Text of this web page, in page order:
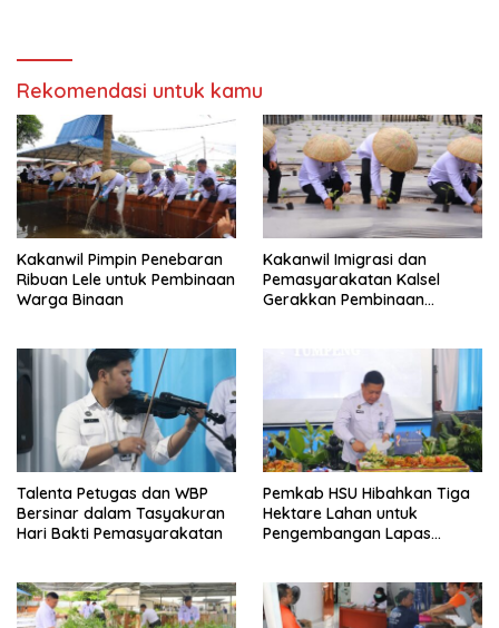
Rekomendasi untuk kamu
Kakanwil Pimpin Penebaran
Ribuan Lele untuk Pembinaan
Warga Binaan
Kakanwil Imigrasi dan
Pemasyarakatan Kalsel
Gerakkan Pembinaan
Talenta Petugas dan WBP
Bersinar dalam Tasyakuran
Hari Bakti Pemasyarakatan
Pemkab HSU Hibahkan Tiga
Hektare Lahan untuk
Pengembangan Lapas